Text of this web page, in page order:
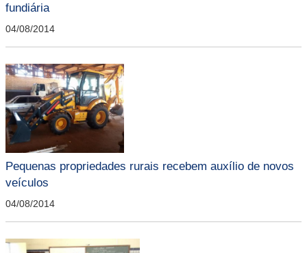
fundiária
04/08/2014
Pequenas propriedades rurais recebem auxílio de novos
veículos
04/08/2014